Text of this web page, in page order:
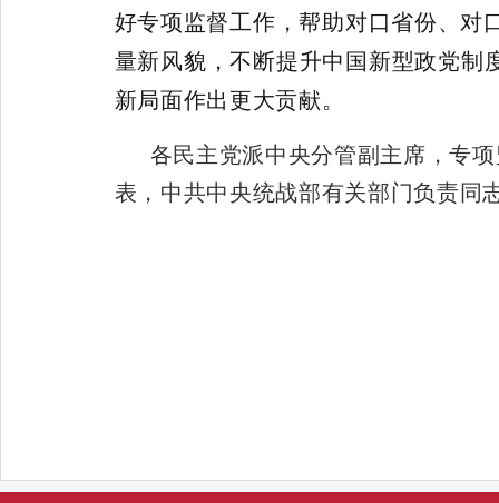
好专项监督工作，帮助对口省份、对
量新风貌，不断提升中国新型政党制
新局面作出更大贡献。
各民主党派中央分管副主席，专
表，中共中央统战部有关部门负责同